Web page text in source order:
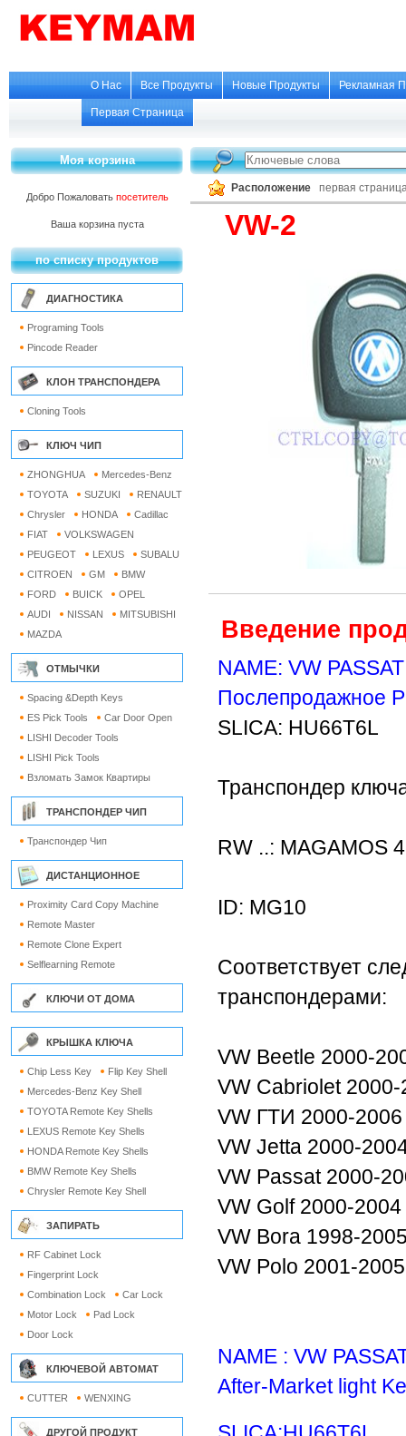
О Нас Все Продукты Новые Продукты Рекламная
Первая Страница
Моя корзина
Добро Пожаловать посетитель
Ваша корзина пуста
по списку продуктов
ДИАГНОСТИКА
Programing Tools
Pincode Reader
КЛОН ТРАНСПОНДЕРА
Cloning Tools
КЛЮЧ ЧИП
ZHONGHUA
Mercedes-Benz
TOYOTA
SUZUKI
RENAULT
Chrysler
HONDA
Cadillac
FIAT
VOLKSWAGEN
PEUGEOT
LEXUS
SUBALU
CITROEN
GM
BMW
FORD
BUICK
OPEL
AUDI
NISSAN
MITSUBISHI
MAZDA
ОТМЫЧКИ
Spacing &Depth Keys
ES Pick Tools
Car Door Open
LISHI Decoder Tools
LISHI Pick Tools
Взломать Замок Квартиры
ТРАНСПОНДЕР ЧИП
Транспондер Чип
ДИСТАНЦИОННОЕ
Proximity Card Copy Machine
Remote Master
Remote Clone Expert
Selflearning Remote
КЛЮЧИ ОТ ДОМА
КРЫШКА КЛЮЧА
Chip Less Key
Flip Key Shell
Mercedes-Benz Key Shell
TOYOTA Remote Key Shells
LEXUS Remote Key Shells
HONDA Remote Key Shells
BMW Remote Key Shells
Chrysler Remote Key Shell
ЗАПИРАТЬ
RF Cabinet Lock
Fingerprint Lock
Combination Lock
Car Lock
Motor Lock
Pad Lock
Door Lock
КЛЮЧЕВОЙ АВТОМАТ
CUTTER WENXING
ДРУГОЙ ПРОДУКТ
Расположение первая
VW-2
Введение
NAME: VW
Послепродажное
SLICA: HU66T6L
Транспондер
RW ..: MAGAMOS
ID: MG10
Соответствует
транспондерами:
VW Beetle 2000-
VW Cabriolet 2000-
VW ГТИ 2000-2006
VW Jetta 2000-
VW Passat 2000-
VW Golf 2000-2004
VW Bora 1998-
VW Polo 2001-2005
NAME : VW
After-Market light